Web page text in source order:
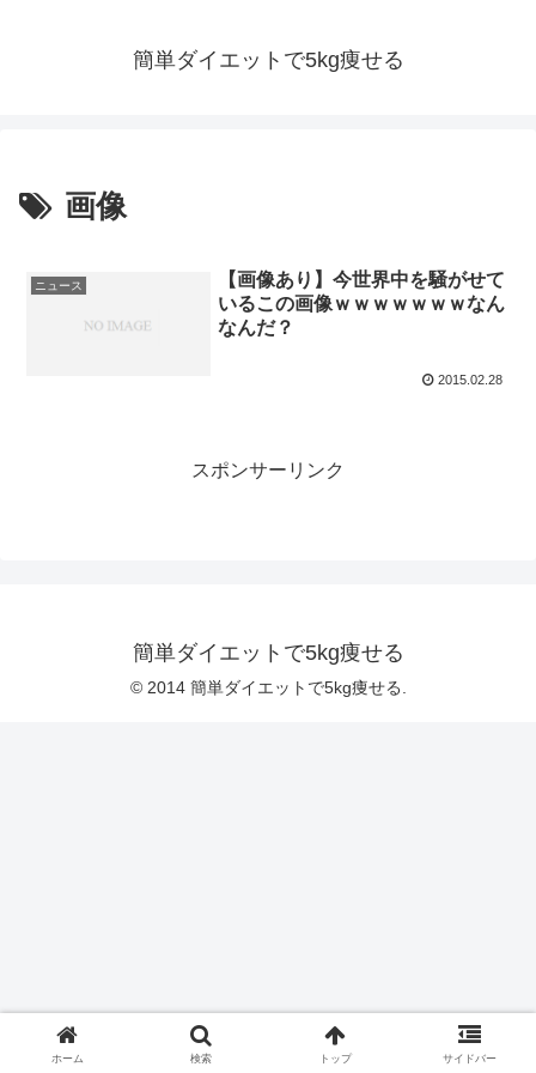
簡単ダイエットで5kg痩せる
画像
ニュース
【画像あり】今世界中を騒がせて
いるこの画像ｗｗｗｗｗｗｗなん
なんだ？
2015.02.28
スポンサーリンク
簡単ダイエットで5kg痩せる
© 2014 簡単ダイエットで5kg痩せる.
ホーム 検索 トップ サイドバー